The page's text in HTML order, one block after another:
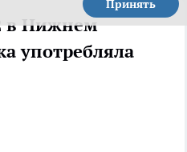
Принять
в Нижнем
употребляла